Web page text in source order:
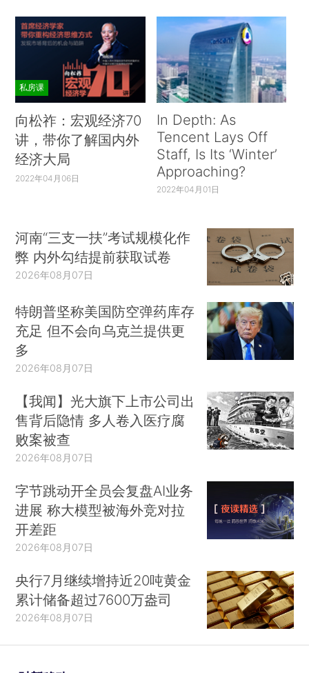
私房课
向松祚：宏观经济70
讲，带你了解国内外
经济大局
2022年04月06日
In Depth: As
Tencent Lays Off
Staff, Is Its ‘Winter’
Approaching?
2022年04月01日
河南“三支一扶”考试规模化作
弊 内外勾结提前获取试卷
2026年08月07日
特朗普坚称美国防空弹药库存
充足 但不会向乌克兰提供更
多
2026年08月07日
【我闻】光大旗下上市公司出
售背后隐情 多人卷入医疗腐
败案被查
2026年08月07日
字节跳动开全员会复盘AI业务
进展 称大模型被海外竞对拉
开差距
2026年08月07日
央行7月继续增持近20吨黄金
累计储备超过7600万盎司
2026年08月07日